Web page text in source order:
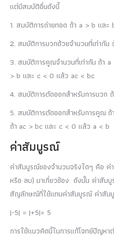
แต่มีสมบัติอื่นดังนี้
1. สมบัติการถ่ายทอด ถ้า a > b แล
2. สมบัติการบวกด้วยจำนวนที่เท่ากั
3. สมบัติการคูณจำนวนที่เท่ากัน ถ้า
> b และ c < 0 แล้ว ac < bc
4. สมบัติการตัดออกสำหรับการบว
5. สมบัติการตัดออกสำหรับการคูณ
ถ้า ac > bc และ c < 0 แล้ว a < b
ค่าสัมบูรณ์
ค่าสัมบูรณ์ของจำนวนจริงใดๆ คือ ค่
หรือ ลบ) มาเกี่ยวข้อง ดังนั้น ค่าสัม
สัญลักษณ์ที่ใช้แทนค่าสัมบูรณ์ ค่าสัม
|-5| = |+5|= 5
การใช้แนวคิดนี้ในการแก้โจทย์ปัญหา